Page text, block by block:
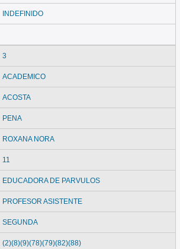
INDEFINIDO
3
ACADEMICO
ACOSTA
PENA
ROXANA NORA
11
EDUCADORA DE PARVULOS
PROFESOR ASISTENTE
SEGUNDA
(2)(8)(9)(78)(79)(82)(88)